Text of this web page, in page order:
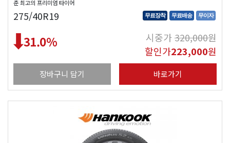
춘 최고의 프리미엄 타이어
275/40R19 무료장착 무료배송 무이자
31.0% 시중가320,000원
할인가223,000원
장바구니 담기 바로가기